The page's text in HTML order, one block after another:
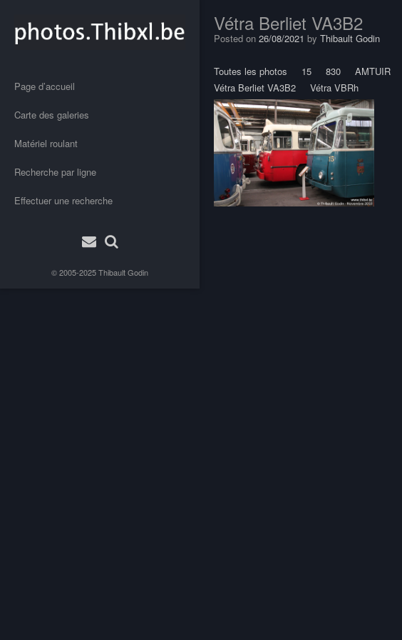
Page d’accueil
Carte des galeries
Matériel roulant
Recherche par ligne
Effectuer une recherche
© 2005-2025Thibault Godin
Vétra Berliet VA3B2
Posted on 26/08/2021 by Thibault Godin
Toutes les photos 15 830 AMTUIR
Vétra Berliet VA3B2
Vétra VBRh